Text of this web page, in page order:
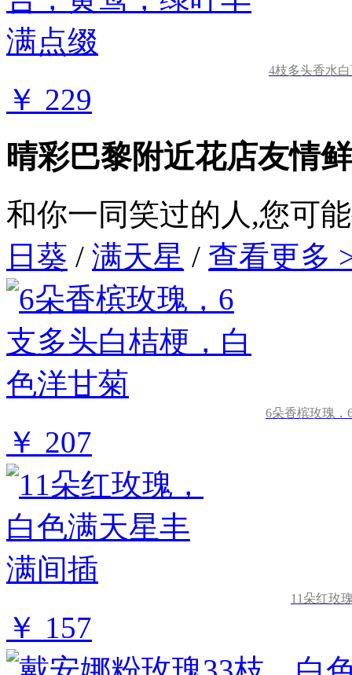
4枝多头香水
￥ 229
晴彩巴黎附近花店友情
和你一同笑过的人,您可
日葵 / 满天星 / 查看更多
6朵香槟玫瑰，
￥ 207
11朵红玫
￥ 157